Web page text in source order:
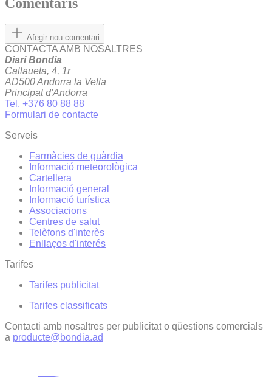
Comentaris
Afegir nou comentari
CONTACTA AMB NOSALTRES
Diari Bondia
Callaueta, 4, 1r
AD500 Andorra la Vella
Principat d'Andorra
Tel. +376 80 88 88
Formulari de contacte
Serveis
Farmàcies de guàrdia
Informació meteorològica
Cartellera
Informació general
Informació turística
Associacions
Centres de salut
Telèfons d'interès
Enllaços d'interés
Tarifes
Tarifes publicitat
Tarifes classificats
Contacti amb nosaltres per publicitat o qüestions comercials
a producte@bondia.ad